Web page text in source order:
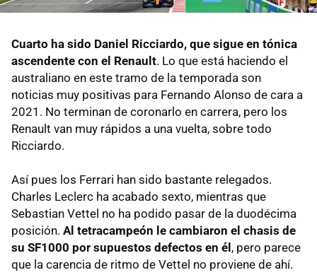
Cuarto ha sido Daniel Ricciardo, que sigue en tónica
ascendente con el Renault. Lo que está haciendo el
australiano en este tramo de la temporada son
noticias muy positivas para Fernando Alonso de cara a
2021. No terminan de coronarlo en carrera, pero los
Renault van muy rápidos a una vuelta, sobre todo
Ricciardo.
Así pues los Ferrari han sido bastante relegados.
Charles Leclerc ha acabado sexto, mientras que
Sebastian Vettel no ha podido pasar de la duodécima
posición. Al tetracampeón le cambiaron el chasis de
su SF1000 por supuestos defectos en él, pero parece
que la carencia de ritmo de Vettel no proviene de ahí.